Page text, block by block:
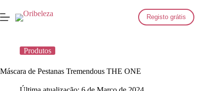
para
o
Registo grátis
Produtos
Máscara de Pestanas Tremendous THE ONE